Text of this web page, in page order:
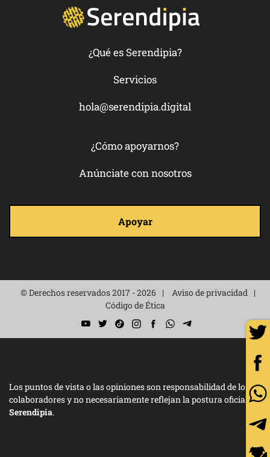
¿Qué es Serendipia?
Servicios
hola@serendipia.digital
¿Cómo apoyarnos?
Anúnciate con nosotros
Apoyar
© Derechos reservados 2017 - 2026
Aviso de privacidad
Código de Ética
Los puntos de vista o las opiniones son responsabilidad de los
colaboradores y no necesariamente reflejan la postura oficial de
Serendipia.